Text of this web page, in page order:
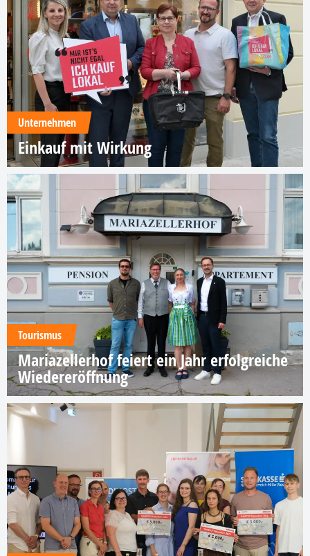
Unternehmen
Einkauf mit Wirkung
Tourismus
Mariazellerhof feiert ein Jahr erfolgreiche
Wiedereröffnung